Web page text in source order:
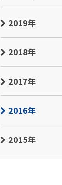
2019年
2018年
2017年
2016年
2015年